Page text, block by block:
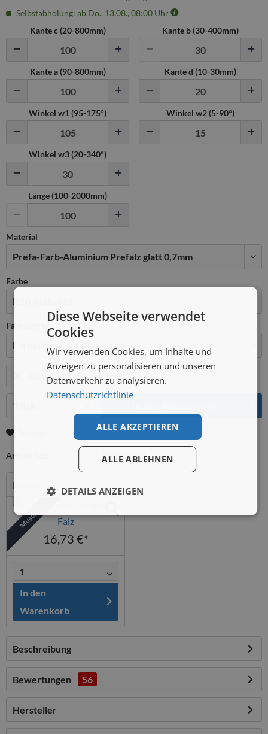
Selbstabholung: ab Do., 13.08., 08:00 Uhr
Kante c (20-800mm) Kante b (30-400mm)
Kante a (90-800mm) Kante d (10-30mm)
Winkel w1 (95-175°) Winkel w2 (5-90°)
Winkel w3 (20-340°)
Länge (100-2000mm)
Material
Farbe
Farbauftrag
Auswahl zurücksetzen
Artikel-Nr.: PIM_10342
Muster
Muster
16,73 €*
In den
Warenkorb
Beschreibung
Bewertungen 56
Hersteller
Diese Webseite verwendet
Cookies
Wir verwenden Cookies, um Inhalte und
Anzeigen zu personalisieren und unseren
Datenverkehr zu analysieren.
Datenschutzrichtlinie
ALLE AKZEPTIEREN
ALLE ABLEHNEN
DETAILS ANZEIGEN